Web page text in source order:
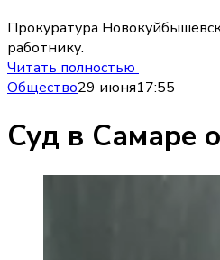
Прокуратура
работнику.
Читать полностью
Общество29 июня17:55
Суд в Самаре